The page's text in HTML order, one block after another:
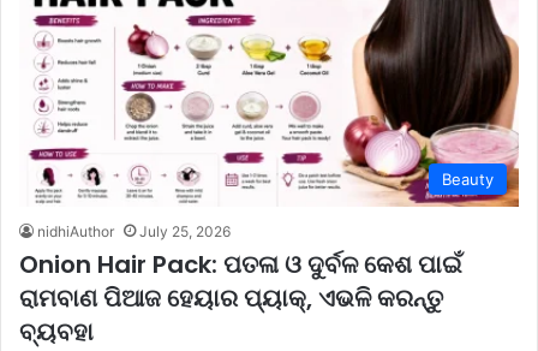
Beauty
nidhiAuthor July 25, 2026
Onion Hair Pack: ପତଳା ଓ ଦୁର୍ବଳ କେଶ ପାଇଁ
ରାମବାଣ ପିଆଜ ହେୟାର ପ୍ୟାକ୍, ଏଭଳି କରନ୍ତୁ
ବ୍ୟବହା